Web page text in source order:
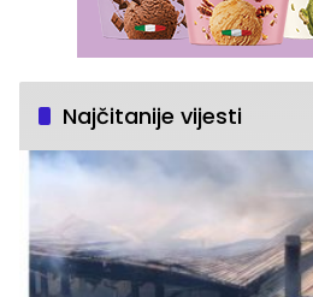
Najčitanije vijesti